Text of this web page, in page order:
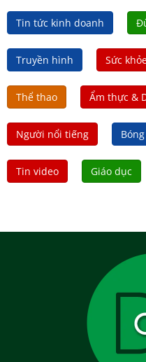
Tin tức kinh doanh
Truyền hình Sức
Thể thao Ẩm thực &
Người nổi tiếng
Tin video Giáo dục